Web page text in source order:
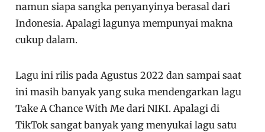
namun siapa sangka penyanyinya berasal dari
Indonesia. Apalagi lagunya mempunyai makna
cukup dalam.
Lagu ini rilis pada Agustus 2022 dan sampai saat
ini masih banyak yang suka mendengarkan lagu
Take A Chance With Me dari NIKI. Apalagi di
TikTok sangat banyak yang menyukai lagu satu